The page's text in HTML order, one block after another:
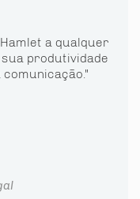
a qualquer
produtividade